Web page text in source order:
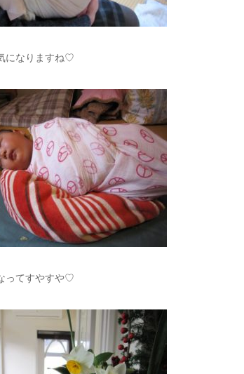
になりますね♡
ってすやすや♡